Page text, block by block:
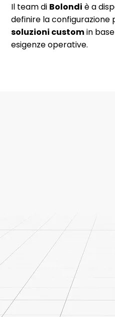
Il team di Bolondi è a
definire la configurazione
soluzioni customin
esigenze operative.